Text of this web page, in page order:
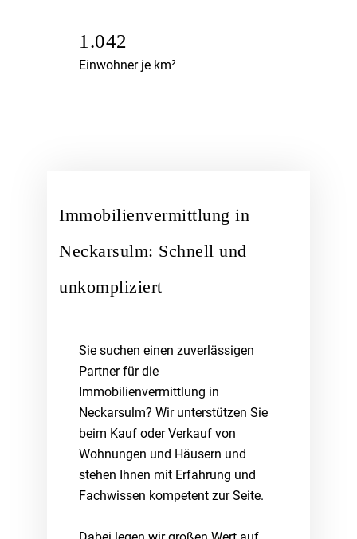
1.042
Einwohner je km²
Immobilienvermittlung in
Neckarsulm: Schnell und
unkompliziert
Sie suchen einen zuverlässigen
Partner für die
Immobilienvermittlung in
Neckarsulm? Wir unterstützen Sie
beim Kauf oder Verkauf von
Wohnungen und Häusern und
stehen Ihnen mit Erfahrung und
Fachwissen kompetent zur Seite.